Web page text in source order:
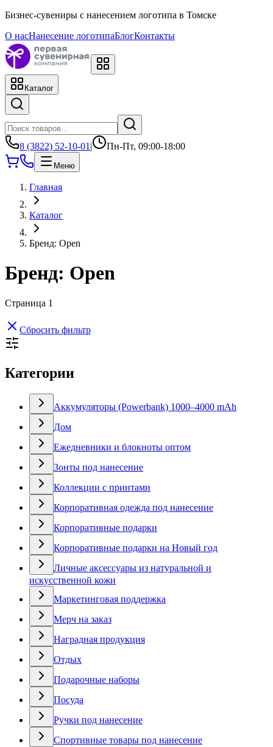
Бизнес-сувениры с нанесением логотипа в Томске
О насНанесение логотипаБлогКонтакты
Каталог
8 (3822) 52-10-01 | Пн-Пт, 09:00-18:00
Меню
Главная
Каталог
Бренд: Open
Бренд: Open
Страница 1
Сбросить фильтр
Категории
Аккумуляторы (Powerbank) 1000–4000 mAh
Дом
Ежедневники и блокноты оптом
Зонты под нанесение
Коллекции с принтами
Корпоративная одежда под нанесение
Корпоративные подарки
Корпоративные подарки на Новый год
Личные аксессуары из натуральной и
искусственной кожи
Маркетинговая поддержка
Мерч на заказ
Наградная продукция
Отдых
Подарочные наборы
Посуда
Ручки под нанесение
Спортивные товары под нанесение